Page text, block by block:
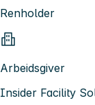
Renholder
Arbeidsgiver
Insider Facility